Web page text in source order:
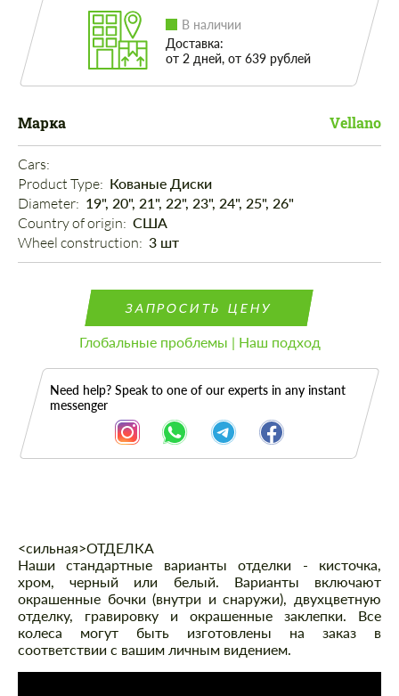
В наличии
Доставка:
от 2 дней, от 639 рублей
Марка Vellano
Cars:
Product Type: Кованые Диски
Diameter: 19", 20", 21", 22", 23", 24", 25", 26"
Country of origin: США
Wheel construction: 3 шт
ЗАПРОСИТЬ ЦЕНУ
Глобальные проблемы | Наш подход
Need help? Speak to one of our experts in any instant
messenger
Описание
<сильная>ОТДЕЛКА
Наши стандартные варианты отделки - кисточка,
хром, черный или белый. Варианты включают
окрашенные бочки (внутри и снаружи), двухцветную
отделку, гравировку и окрашенные заклепки. Все
колеса могут быть изготовлены на заказ в
соответствии с вашим личным видением.